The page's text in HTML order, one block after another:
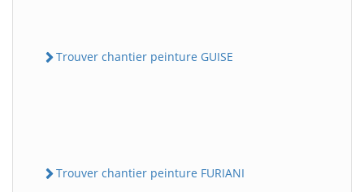
Trouver chantier peinture GUISE
Trouver chantier peinture FURIANI